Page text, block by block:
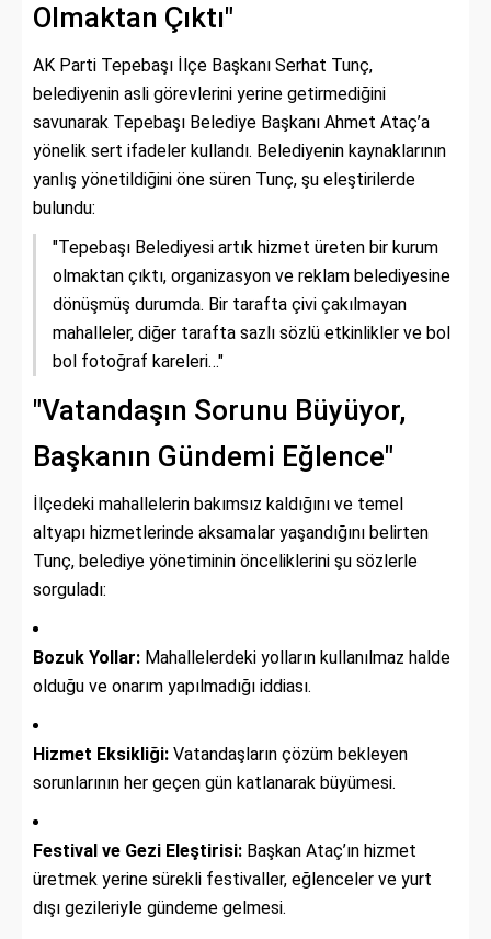
Olmaktan Çıktı"
AK Parti Tepebaşı İlçe Başkanı Serhat Tunç,
belediyenin asli görevlerini yerine getirmediğini
savunarak Tepebaşı Belediye Başkanı Ahmet Ataç’a
yönelik sert ifadeler kullandı. Belediyenin kaynaklarının
yanlış yönetildiğini öne süren Tunç, şu eleştirilerde
bulundu:
"Tepebaşı Belediyesi artık hizmet üreten bir kurum
olmaktan çıktı, organizasyon ve reklam belediyesine
dönüşmüş durumda. Bir tarafta çivi çakılmayan
mahalleler, diğer tarafta sazlı sözlü etkinlikler ve bol
bol fotoğraf kareleri…"
"Vatandaşın Sorunu Büyüyor,
Başkanın Gündemi Eğlence"
İlçedeki mahallelerin bakımsız kaldığını ve temel
altyapı hizmetlerinde aksamalar yaşandığını belirten
Tunç, belediye yönetiminin önceliklerini şu sözlerle
sorguladı:
Bozuk Yollar: Mahallelerdeki yolların kullanılmaz halde
olduğu ve onarım yapılmadığı iddiası.
Hizmet Eksikliği: Vatandaşların çözüm bekleyen
sorunlarının her geçen gün katlanarak büyümesi.
Festival ve Gezi Eleştirisi: Başkan Ataç’ın hizmet
üretmek yerine sürekli festivaller, eğlenceler ve yurt
dışı gezileriyle gündeme gelmesi.